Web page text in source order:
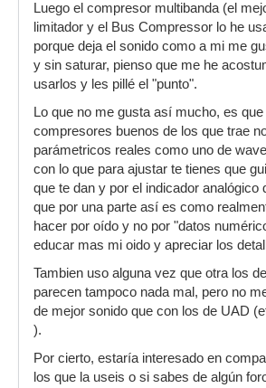
Luego el compresor multibanda (el
limitador y el Bus Compressor lo he
porque deja el sonido como a mi me
y sin saturar, pienso que me he
usarlos y les pillé el "punto".
Lo que no me gusta así mucho, es
compresores buenos de los que trae
parámetricos reales como uno de
con lo que para ajustar te tienes que
que te dan y por el indicador analógico
que por una parte así es como
hacer por oído y no por "datos
educar mas mi oido y apreciar los
Tambien uso alguna vez que otra los
parecen tampoco nada mal, pero no
de mejor sonido que con los de UAD
).
Por cierto, estaría interesado en
los que la useis o si sabes de algún